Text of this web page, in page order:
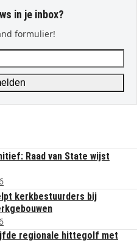
in je inbox?
formulier!
Raad van State wijst
kerkbestuurders bij
regionale hittegolf met